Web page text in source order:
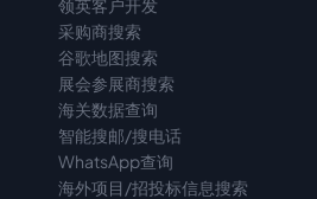
领英客户开发
采购商搜索
谷歌地图搜索
展会参展商搜索
海关数据查询
智能搜邮/搜电话
WhatsApp查询
海外项目/招投标信息搜索